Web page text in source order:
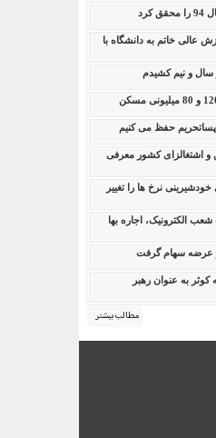
کرد
عالی خاتم به دانشگاه با
سال و نیم کشیدم
پساتحریم حفظ می کنیم
و اشتغالزای کشور معرفی
نرخ ها را تغییر
الکترونیک، اجاره بها
عرضه سهام گرفت
به عنوان رهبر
مطالب بیشتر